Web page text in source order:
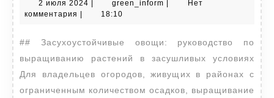
2 июля 2024 2
июля
green_inform green_inform
Нет
комментария
18:10
## Засухоустойчивые овощи: руководство по
выращиванию растений в засушливых условиях
Для владельцев огородов, живущих в районах с
ограниченным количеством осадков, выращивание